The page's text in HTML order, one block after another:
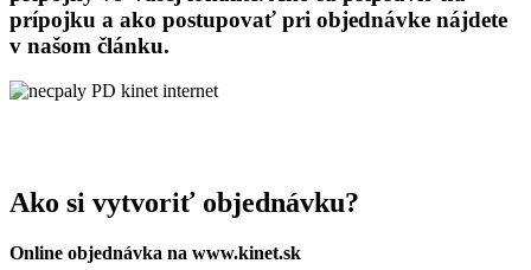
prípojku a ako postupovať pri objednávke nájdete
v našom článku.
Ako si vytvoriť objednávku?
Online objednávka na www.kinet.sk